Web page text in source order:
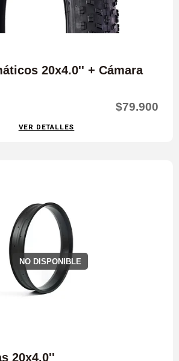
20x4.0'' + Cámara
$79.900
VER DETALLES
NO DISPONIBLE
20x4.0''